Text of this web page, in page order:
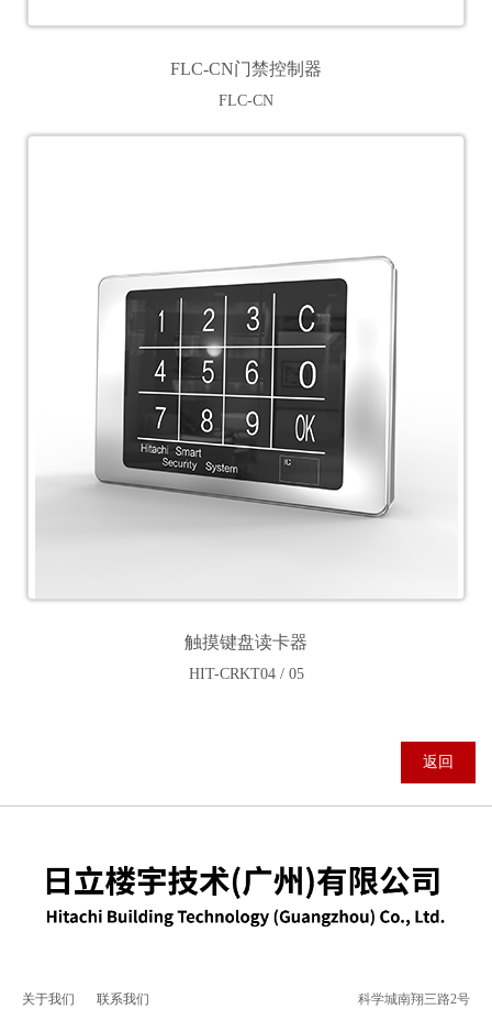
FLC-CN门禁控制器
FLC-CN
触摸键盘读卡器
HIT-CRKT04 / 05
返回
关于我们 联系我们 科学城南翔三路2号